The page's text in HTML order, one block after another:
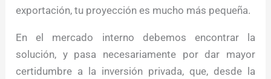
exportación, tu proyección es mucho más pequeña.
En el mercado interno debemos encontrar la
solución, y pasa necesariamente por dar mayor
certidumbre a la inversión privada, que, desde la